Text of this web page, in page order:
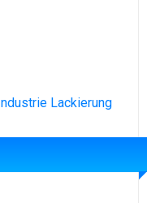
Industrie Lackierung